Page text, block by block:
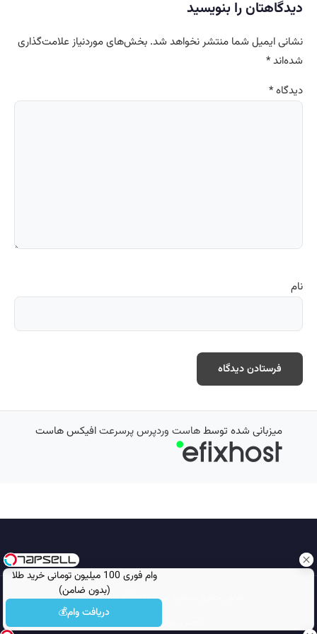
وام فوری 100 میلیون تومانی خرید طلا
(بدون ضامن)
دریافت وام💰
دیدگاهتان را بنویسید
نشانی ایمیل شما منتشر نخواهد شد. بخش‌های موردنیاز علامت‌گذاری
شده‌اند*
دیدگاه*
نام
میزبانی شده توسطهاست وردپرس پرسرعتافیکس هاست
تمامی حقوق محفوظ است © 2026
مجله نورگرام
انجمن نورگرام